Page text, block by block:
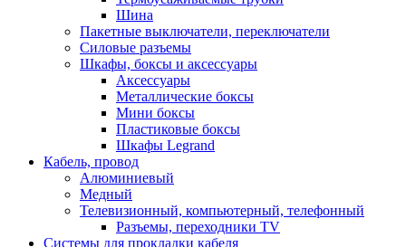
Шина
Пакетные выключатели, переключатели
Силовые разъемы
Шкафы, боксы и аксессуары
Аксессуары
Металлические боксы
Мини боксы
Пластиковые боксы
Шкафы Legrand
Кабель, провод
Алюминиевый
Медный
Телевизионный, компьютерный, телефонный
Разъемы, переходники TV
Системы для прокладки кабеля